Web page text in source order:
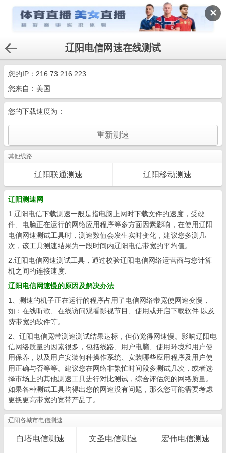
✕
辽阳电信网速在线测试
您的IP： 216.73.216.223
您来自：美国
您的下载速度为：
其他线路
辽阳联通测速 辽阳移动测速
辽阳测速网
1.辽阳电信下载测速一般是指电脑上网时下载文件的速度，受硬
件、电脑正在运行的网络应用程序等多方面因素影响，在使用辽阳
电信网速测试工具时，测速数值会发生实时变化，建议您多测几
次，该工具测速结果为一段时间内辽阳电信带宽的平均值。
2.辽阳电信网速测试工具，通过校验辽阳电信网络运营商与您计算
机之间的连接速度.
辽阳电信网速慢的原因及解决办法
1、测速的机子正在运行的程序占用了电信网络带宽使网速变慢，
如：在线听歌、在线访问观看影视节目、使用或开启下载软件 以及
费带宽的软件等。
2、辽阳电信宽带测速测试结果达标，但仍觉得网速慢。影响辽阳电
信网络质量的因素很多，包括线路、用户电脑、使用环境和用户使
用保养，以及用户安装何种操作系统、安装哪些应用程序及用户使
用正确与否等等。建议您在网络非繁忙时间段多测试几次，或者选
择市场上的其他测速工具进行对比测试，综合评估您的网络质量。
如果各种测试工具均得出您的网速没有问题，那么您可能需要考虑
更换更高带宽的宽带产品了。
辽阳各城市电信测速
白塔电信测速 文圣电信测速 宏伟电信测速